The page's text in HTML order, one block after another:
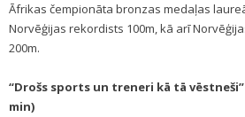
Āfrikas čempionāta bronzas medaļas
Norvēģijas rekordists 100m, kā arī
200m.
“Drošs sports un treneri kā tā
min)